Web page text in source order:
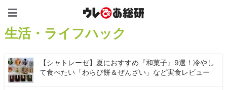
生活・ライフハック
【シャトレーゼ】夏におすすめ『和菓子』9選！冷やし
て食べたい「わらび餅＆ぜんざい」など実食レビュー